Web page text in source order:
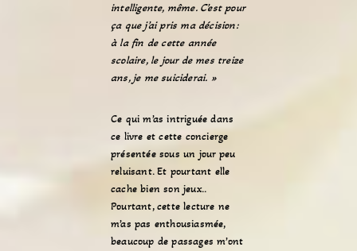
intelligente, même. C’est pour
ça que j’ai pris ma décision:
à la fin de cette année
scolaire, le jour de mes treize
ans, je me suiciderai. »
Ce qui m’as intriguée dans
ce livre et cette concierge
présentée sous un jour peu
reluisant. Et pourtant elle
cache bien son jeux..
Pourtant, cette lecture ne
m’as pas enthousiasmée,
beaucoup de passages m’ont